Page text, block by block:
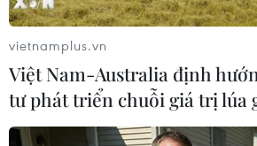
#Ukraine #Yulia Tymoshenko
#Xét xử
Ukraine
vietnamplus.vn
Việt Nam-Australia định
tư phát triển chuỗi giá trị lúa